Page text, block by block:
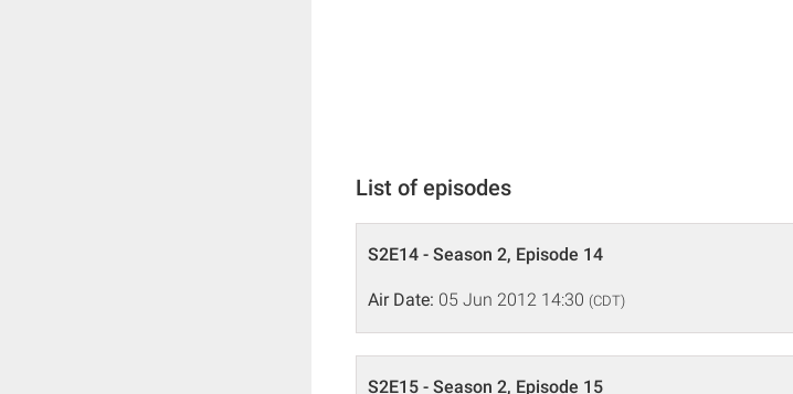
List of episodes
S2E14 - Season 2, Episode 14
Air Date: 05 Jun 2012 14:30 (CDT)
S2E15 - Season 2, Episode 15